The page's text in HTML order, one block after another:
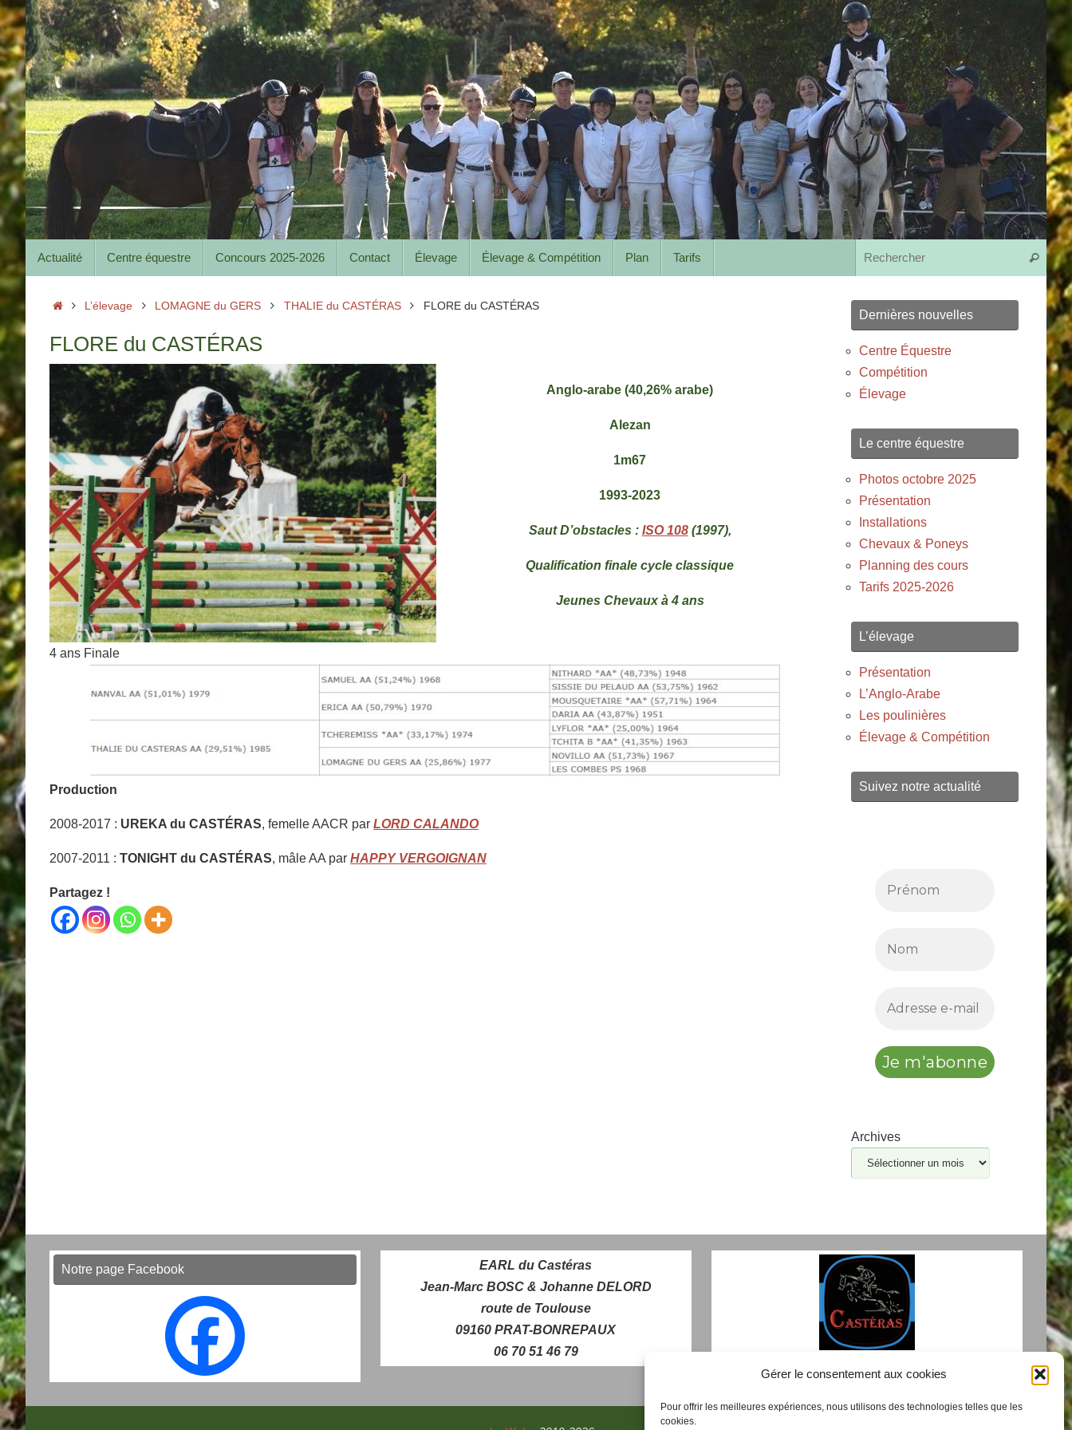
Gérer le consentement aux cookies
Pour offrir les meilleures expériences, nous utilisons des technologies telles que les
cookies.
Passer
au
contenu
au
contenu
Actualité Centre équestre Concours 2025-2026 Contact Élevage Élevage & Compétition Plan Tarifs
AccueilL’élevage LOMAGNE du GERS THALIE du CASTÉRAS FLORE du CASTÉRAS
FLORE du CASTÉRAS
4 ans Finale
Anglo-arabe (40,26% arabe)
Alezan
1m67
1993-2023
Saut D’obstacles : ISO 108(1997),
Qualification finale cycle classique
Jeunes Chevauxà 4 ans
Production
2008-2017 : UREKA du CASTÉRAS, femelle AACR par LORD CALANDO
2007-2011 : TONIGHT du CASTÉRAS, mâle AA par HAPPY VERGOIGNAN
Partagez !
Dernières nouvelles
Centre Équestre
Compétition
Élevage
Le centre équestre
Photos octobre 2025
Présentation
Installations
Chevaux & Poneys
Planning des cours
Tarifs 2025-2026
L’élevage
Présentation
L’Anglo-Arabe
Les poulinières
Élevage & Compétition
Suivez notre actualité
Archives
Notre page Facebook
EARL du Castéras
Jean-Marc BOSC & Johanne DELORD
route de Toulouse
09160 PRAT-BONREPAUX
06 70 51 46 79